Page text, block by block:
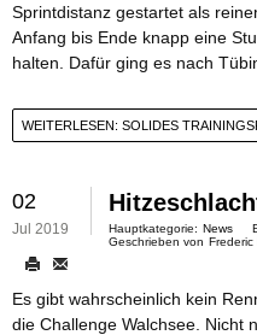
Sprintdistanz gestartet als
Anfang bis Ende knapp eine
halten. Dafür ging es nach
WEITERLESEN: SOLIDES
02
Jul 2019 Hauptkategorie: News
Geschrieben von Frederic
Es gibt wahrscheinlich kein
die Challenge Walchsee. Nicht